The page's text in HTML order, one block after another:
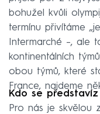
bohužel kvůli
termínu přivítáme
Intermarché –, ale
kontinentálních
obou týmů, které
France, najdeme
Kdo se
Pro nás je skvělou